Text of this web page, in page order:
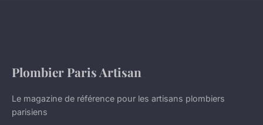
Plombier Paris Artisan
Le magazine de référence pour les artisans plombiers
parisiens